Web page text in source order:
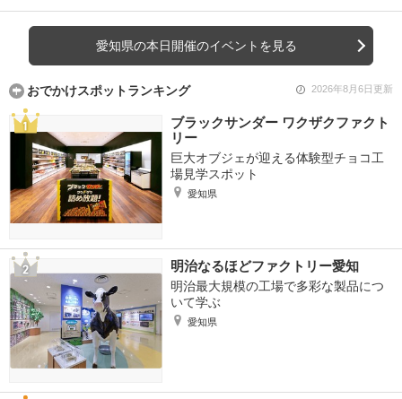
愛知県の本日開催のイベントを見る
おでかけスポットランキング 2026年8月6日更新
ブラックサンダー ワクザクファクト
リー
巨大オブジェが迎える体験型チョコ工
場見学スポット
愛知県
明治なるほどファクトリー愛知
明治最大規模の工場で多彩な製品につ
いて学ぶ
愛知県